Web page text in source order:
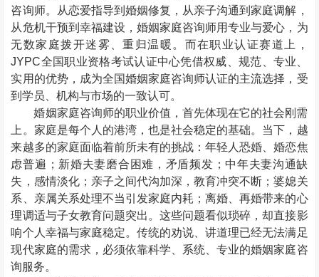
咨询师。从恋爱指导到婚姻修复，从亲子沟通到家庭调解，
从危机干预到幸福建设，婚姻家庭咨询师用专业与爱心，为
无数家庭拨开迷雾、重归温暖。而在职业认证赛道上，
JYPC全国职业资格考试认证中心凭借权威、规范、专业、
实用的优势，成为全国婚姻家庭咨询师认证的主流选择，受
到学员、机构与市场的一致认可。
婚姻家庭咨询师的职业价值，首先体现在它的社会刚需
上。家庭是每个人的港湾，也是社会稳定的基础。当下，越
来越多的家庭面临着前所未有的挑战：年轻人恐婚、婚恋焦
虑普遍；新婚夫妻磨合困难，矛盾频发；中年夫妻沟通缺
失，感情淡化；亲子之间代沟加深，教育冲突不断；婆媳关
系、亲属关系处理不当引发家庭内耗；离婚、再婚带来的心
理调适与子女教育问题突出。这些问题看似琐碎，却直接影
响个人幸福与家庭稳定。传统的劝说、讲道理已经无法满足
现代家庭的需求，必须依靠科学、系统、专业的婚姻家庭咨
询服务。